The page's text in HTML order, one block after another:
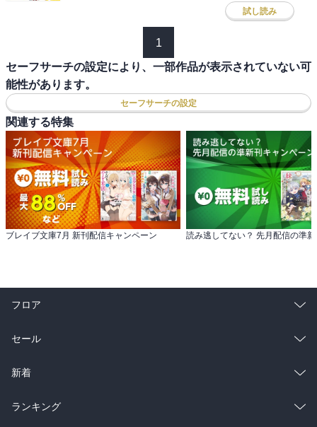
試し読み
1
セーフサーチの設定により、一部作品が表示されていない可
能性があります。
セーフサーチの設定
関連する特集
ブレイブ文庫7月 新刊配信キャンペーン
フロア
総合
ラノベ
雑誌・グラビア
セール
総合
ラノベ
新着
総合
ランキング